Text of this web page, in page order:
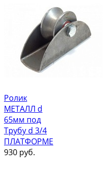
Ролик
МЕТАЛЛ d
65мм под
Трубу d 3/4
ПЛАТФОРМЕ
930 руб.